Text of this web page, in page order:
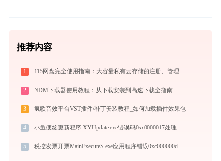
推荐内容
1 115网盘完全使用指南：大容量私有云存储的注册、管理与分享全攻略（2026最新）
2 NDM下载器使用教程：从下载安装到高速下载全指南
3 疯歌音效平台VST插件/补丁安装教程_如何加载插件效果包
4 小鱼便签更新程序 XYUpdate.exe错误码0xc0000017处理办法
5 税控发票开票MainExecuteS.exe应用程序错误0xc000000d解决方法